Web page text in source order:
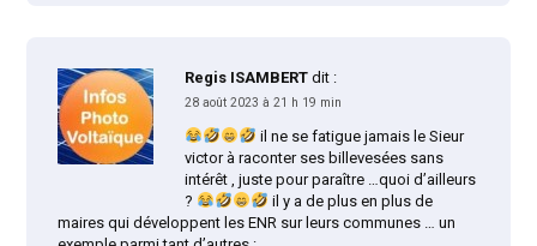
Regis ISAMBERT dit :
28 août 2023 à 21 h 19 min
il ne se fatigue jamais le Sieur
victor à raconter ses billevesées sans
intérêt , juste pour paraître …quoi d’ailleurs
?
il y a de plus en plus de
maires qui développent les ENR sur leurs communes … un